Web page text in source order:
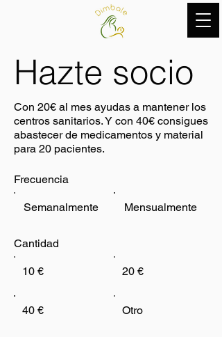
Hazte socio
Con 20€ al mes ayudas a mantener los
centros sanitarios. Y con 40€ consigues
abastecer de medicamentos y material
para 20 pacientes.
Frecuencia
Semanalmente Mensualmente
Cantidad
10 € 20 €
40 € Otro